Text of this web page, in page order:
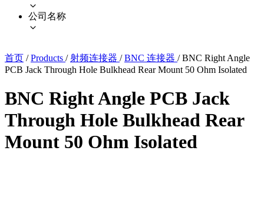
公司名称
首页 / Products / 射频连接器 / BNC 连接器 / BNC Right Angle
PCB Jack Through Hole Bulkhead Rear Mount 50 Ohm Isolated
BNC Right Angle PCB Jack
Through Hole Bulkhead Rear
Mount 50 Ohm Isolated